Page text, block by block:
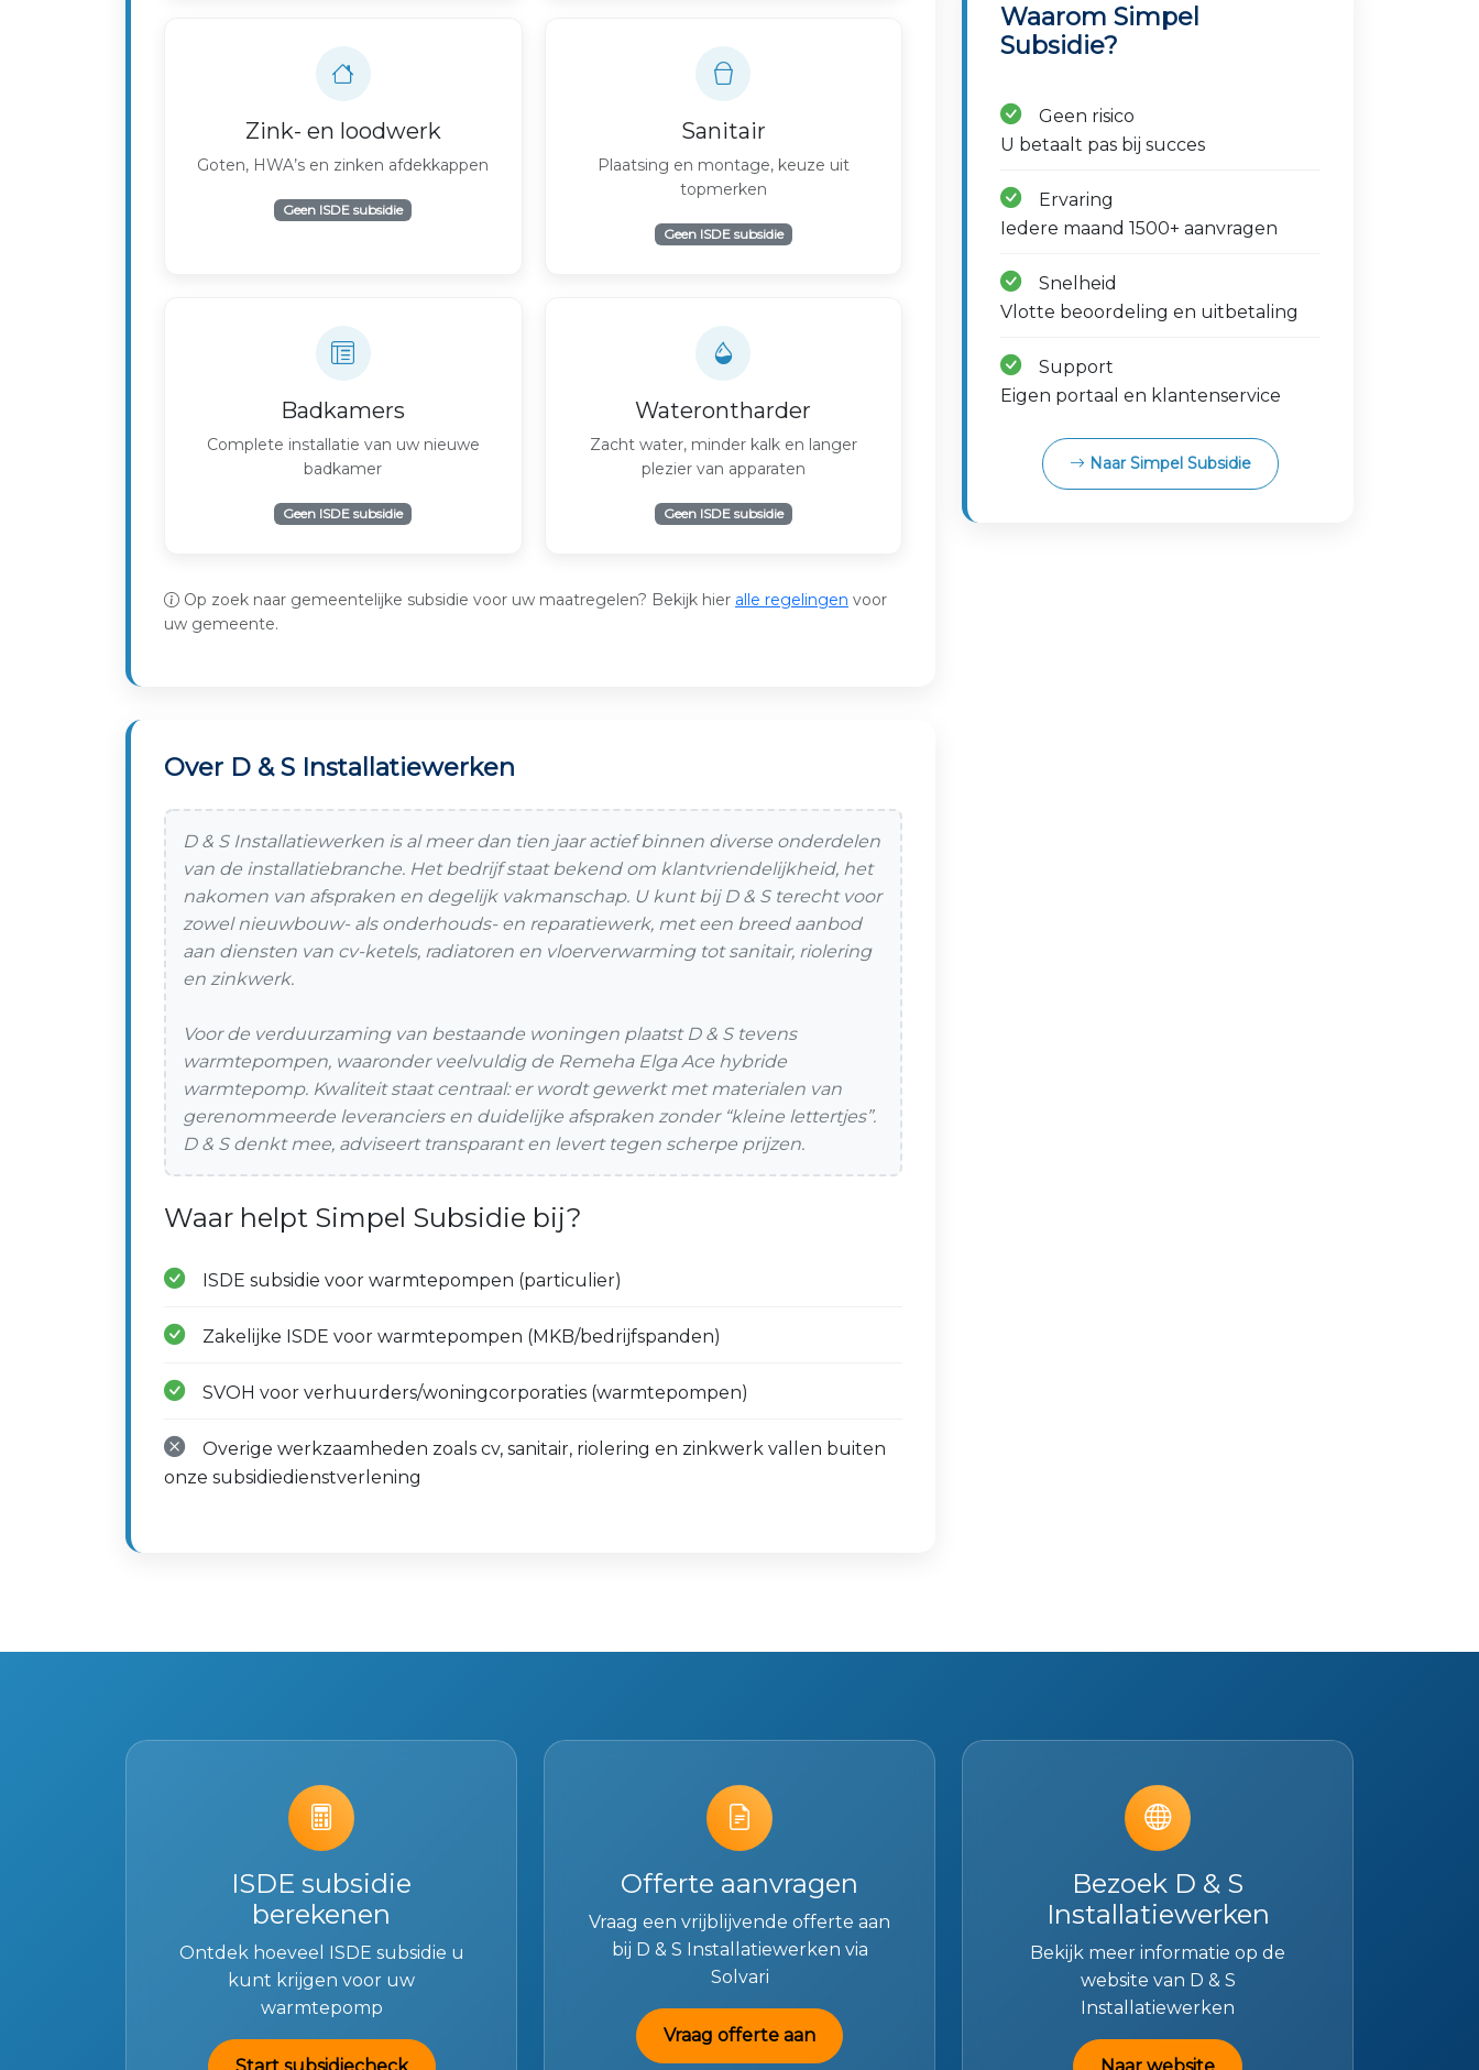
Zink- en loodwerk
Goten, HWA’s en zinken afdekkappen
Geen ISDE subsidie
Sanitair
Plaatsing en montage, keuze uit
topmerken
Geen ISDE subsidie
Badkamers
Complete installatie van uw nieuwe
badkamer
Geen ISDE subsidie
Waterontharder
Zacht water, minder kalk en langer
plezier van apparaten
Geen ISDE subsidie
Op zoek naar gemeentelijke subsidie voor uw maatregelen? Bekijk hier alle regelingen voor
uw gemeente.
Over D & S Installatiewerken
D & S Installatiewerken is al meer dan tien jaar actief binnen diverse onderdelen
van de installatiebranche. Het bedrijf staat bekend om klantvriendelijkheid, het
nakomen van afspraken en degelijk vakmanschap. U kunt bij D & S terecht voor
zowel nieuwbouw- als onderhouds- en reparatiewerk, met een breed aanbod
aan diensten van cv-ketels, radiatoren en vloerverwarming tot sanitair, riolering
en zinkwerk.
Voor de verduurzaming van bestaande woningen plaatst D & S tevens
warmtepompen, waaronder veelvuldig de Remeha Elga Ace hybride
warmtepomp. Kwaliteit staat centraal: er wordt gewerkt met materialen van
gerenommeerde leveranciers en duidelijke afspraken zonder “kleine lettertjes”.
D & S denkt mee, adviseert transparant en levert tegen scherpe prijzen.
Waar helpt Simpel Subsidie bij?
ISDE subsidie voor warmtepompen (particulier)
Zakelijke ISDE voor warmtepompen (MKB/bedrijfspanden)
SVOH voor verhuurders/woningcorporaties (warmtepompen)
Overige werkzaamheden zoals cv, sanitair, riolering en zinkwerk vallen buiten
onze subsidiedienstverlening
Waarom Simpel
Subsidie?
Geen risico
U betaalt pas bij succes
Ervaring
Iedere maand 1500+ aanvragen
Snelheid
Vlotte beoordeling en uitbetaling
Support
Eigen portaal en klantenservice
Naar Simpel Subsidie
ISDE subsidie
berekenen
Ontdek hoeveel ISDE subsidie u
kunt krijgen voor uw
warmtepomp
Offerte aanvragen
Vraag een vrijblijvende offerte aan
bij D & S Installatiewerken via
Solvari
Vraag offerte aan
Bezoek D & S
Installatiewerken
Bekijk meer informatie op de
website van D & S
Installatiewerken